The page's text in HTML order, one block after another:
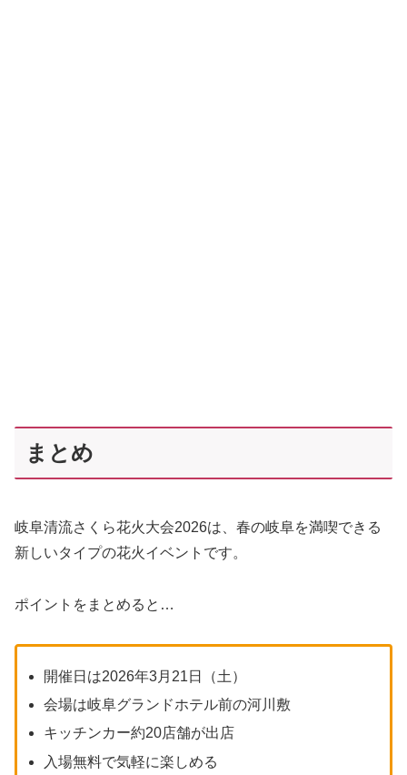
まとめ
岐阜清流さくら花火大会2026は、春の岐阜を満喫できる
新しいタイプの花火イベントです。
ポイントをまとめると…
開催日は2026年3月21日（土）
会場は岐阜グランドホテル前の河川敷
キッチンカー約20店舗が出店
入場無料で気軽に楽しめる